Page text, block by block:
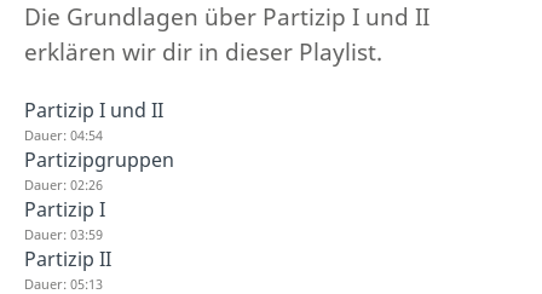
Die Grundlagen über Partizip I und II
erklären wir dir in dieser Playlist.
Partizip I und II
Dauer: 04:54
Partizipgruppen
Dauer: 02:26
Partizip I
Dauer: 03:59
Partizip II
Dauer: 05:13